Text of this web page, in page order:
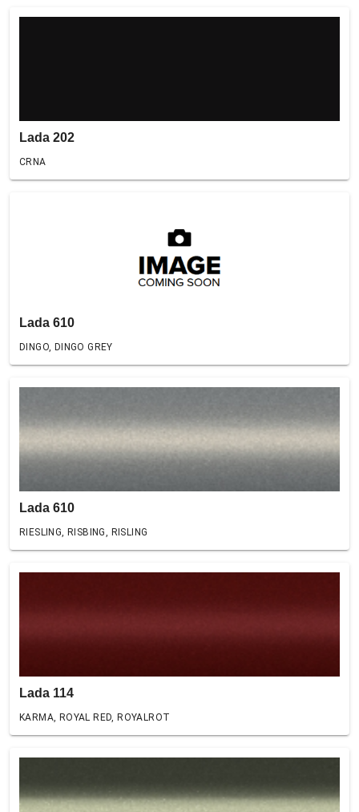
Lada 202
CRNA
Lada 610
DINGO, DINGO GREY
Lada 610
RIESLING, RISBING, RISLING
Lada 114
KARMA, ROYAL RED, ROYALROT